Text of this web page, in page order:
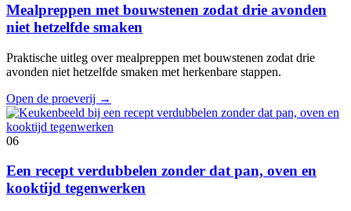
Mealpreppen met bouwstenen zodat drie avonden
niet hetzelfde smaken
Praktische uitleg over mealpreppen met bouwstenen zodat drie
avonden niet hetzelfde smaken met herkenbare stappen.
Open de proeverij →
06
Een recept verdubbelen zonder dat pan, oven en
kooktijd tegenwerken